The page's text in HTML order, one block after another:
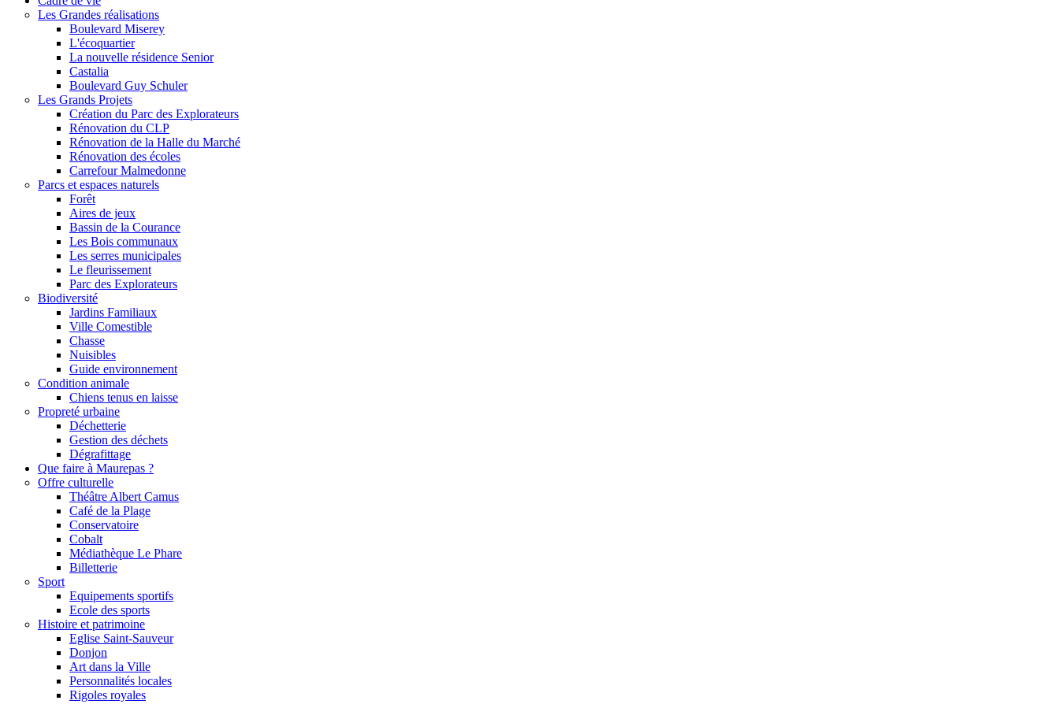
Les Grandes réalisations
Boulevard Miserey
L'écoquartier
La nouvelle résidence Senior
Castalia
Boulevard Guy Schuler
Les Grands Projets
Création du Parc des Explorateurs
Rénovation du CLP
Rénovation de la Halle du Marché
Rénovation des écoles
Carrefour Malmedonne
Parcs et espaces naturels
Forêt
Aires de jeux
Bassin de la Courance
Les Bois communaux
Les serres municipales
Le fleurissement
Parc des Explorateurs
Biodiversité
Jardins Familiaux
Ville Comestible
Chasse
Nuisibles
Guide environnement
Condition animale
Chiens tenus en laisse
Propreté urbaine
Déchetterie
Gestion des déchets
Dégrafittage
Que faire à Maurepas ?
Offre culturelle
Théâtre Albert Camus
Café de la Plage
Conservatoire
Cobalt
Médiathèque Le Phare
Billetterie
Sport
Equipements sportifs
Ecole des sports
Histoire et patrimoine
Eglise Saint-Sauveur
Donjon
Art dans la Ville
Personnalités locales
Rigoles royales